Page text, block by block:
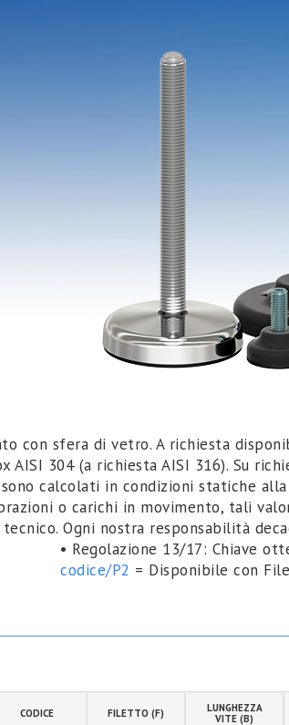
con sfera di vetro. A richiesta
AISI 304 (a richiesta AISI 316). Su
calcolati in condizioni statiche
o carichi in movimento, tali
Ogni nostra responsabilità
• Regolazione 13/17: Chiave
codice/P2 = Disponibile con
CODICE FILETTO (F)
LUNGHEZZA
VITE (B)